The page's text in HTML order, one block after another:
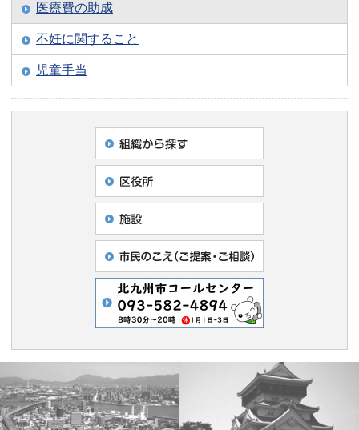
医療費の助成
不妊に関すること
児童手当